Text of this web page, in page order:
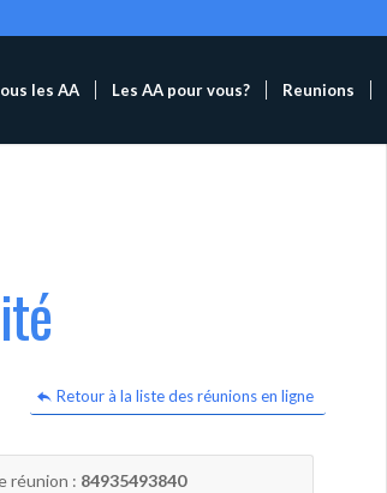
les AA Les AA pour vous? Reunions
Retour à la liste des réunions en ligne
réunion : 84935493840